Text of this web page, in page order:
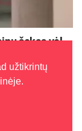
šokas vėl
užtikrintų